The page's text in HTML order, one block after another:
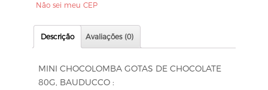
Não sei meu CEP
Descrição Avaliações (0)
MINI CHOCOLOMBA GOTAS DE CHOCOLATE
80G, BAUDUCCO :